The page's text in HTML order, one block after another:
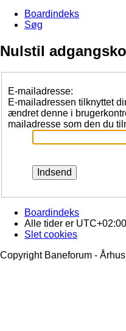
Boardindeks
Søg
Nulstil
E-mailadresse:
E-mailadressen tilknyttet
ændret denne i
mailadresse som den du
Boardindeks
Alle tider er UTC+02:00
Slet cookies
Copyright Baneforum -